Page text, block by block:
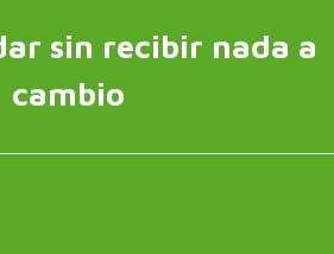
sin recibir nada a
cambio